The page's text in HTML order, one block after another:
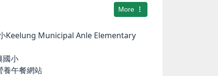
More
Keelung Municipal Anle Elementary
國小
養午餐網站